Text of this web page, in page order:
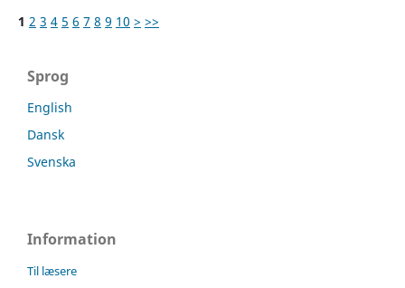
1 2 3 4 5 6 7 8 9 10 > >>
Sprog
English
Dansk
Svenska
Information
Til læsere